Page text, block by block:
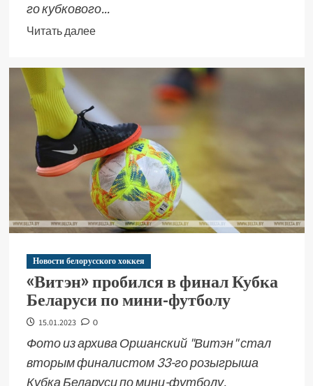
го кубкового...
Читать далее
Новости белорусского хоккея
«Витэн» пробился в финал Кубка
Беларуси по мини-футболу
15.01.2023 0
Фото из архива Оршанский "Витэн" стал
вторым финалистом 33-го розыгрыша
Кубка Беларуси по мини-футболу,